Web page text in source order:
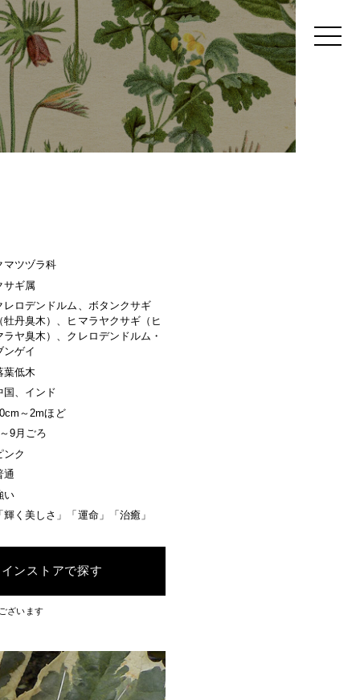
マツヅラ科
サギ属
レロデンドルム、ボタンクサギ
牡丹臭木）、ヒマラヤクサギ（ヒ
ラヤ臭木）、クレロデンドルム・
ンゲイ
葉低木
国、インド
～2mほど
9月ごろ
ンク
通
い
輝く美しさ」「運命」「治癒」
ンストアで探す
ざいます